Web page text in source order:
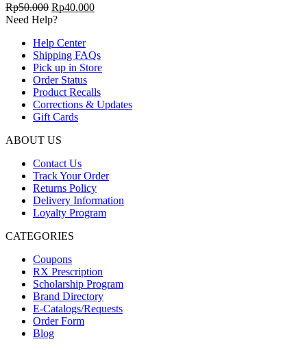
Rp50.000 Harga
aslinya
Rp50.000.
Rp40.000Harga
Rp40.000.
Need Help?
Help Center
Shipping FAQs
Pick up in Store
Order Status
Product Recalls
Corrections & Updates
Gift Cards
ABOUT US
Contact Us
Track Your Order
Returns Policy
Delivery Information
Loyalty Program
CATEGORIES
Coupons
RX Prescription
Scholarship Program
Brand Directory
E-Catalogs/Requests
Order Form
Blog